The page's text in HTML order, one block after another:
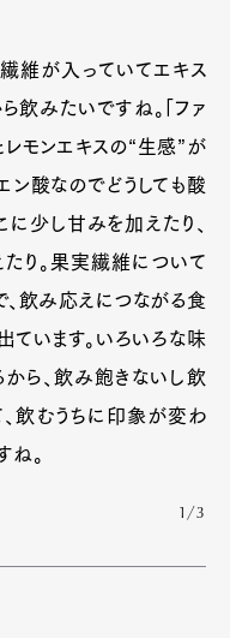
維が入っていてエキス
飲みたいですね。「ファ
レモンエキスの“生感”が
ン酸なのでどうしても酸
に少し甘みを加えたり、
り。果実繊維について
、飲み応えにつながる食
ています。いろいろな味
から、飲み飽きないし飲
飲むうちに印象が変わ
ね。
1/3